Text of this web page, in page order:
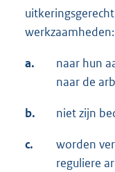
werkzaamheden:
a.
naar hun
naar de
b. niet zijn
c.
worden
reguliere